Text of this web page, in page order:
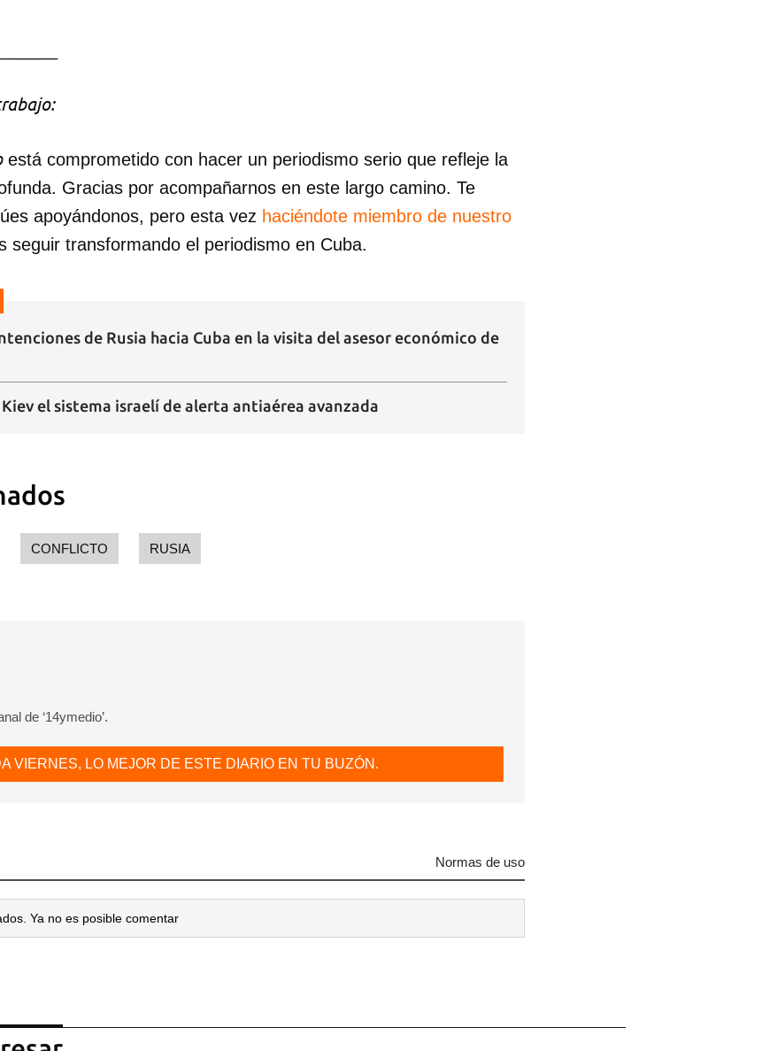
está comprometido con hacer un periodismo serio que refleje la
Gracias por acompañarnos en este largo camino. Te
apoyándonos, pero esta vez haciéndote miembro de nuestro
seguir transformando el periodismo en Cuba.
de Rusia hacia Cuba en la visita del asesor económico de
el sistema israelí de alerta antiaérea avanzada
CONFLICTO RUSIA
de ‘14ymedio’.
VIERNES, LO MEJOR DE ESTE DIARIO EN TU BUZÓN.
Normas de uso
Ya no es posible comentar